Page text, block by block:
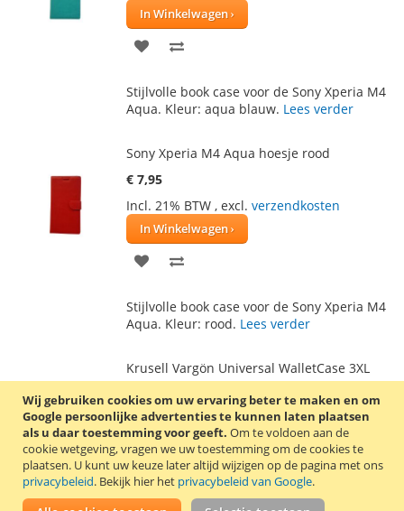
Wij gebruiken cookies om uw ervaring beter te maken en om
Google persoonlijke advertenties te kunnen laten plaatsen
als u daar toestemming voor geeft. Om te voldoen aan de
cookie wetgeving, vragen we uw toestemming om de cookies te
plaatsen. U kunt uw keuze later altijd wijzigen op de pagina met ons
privacybeleid. Bekijk hier het privacybeleid van Google.
In Winkelwagen
VOEG
AAN TE
Stijlvolle book case voor de Sony Xperia M4
Aqua. Kleur: aqua blauw. Lees verder
Sony Xperia M4 Aqua hoesje rood
€ 7,95
Incl. 21% BTW , excl. verzendkosten
In Winkelwagen
VOEG
AAN TE
Stijlvolle book case voor de Sony Xperia M4
Aqua. Kleur: rood. Lees verder
Krusell Vargön Universal WalletCase 3XL
zwart
€ 18,60
Incl. 21% BTW, excl. verzendkosten
In Winkelwagen
VOEGTOEVOEGEN